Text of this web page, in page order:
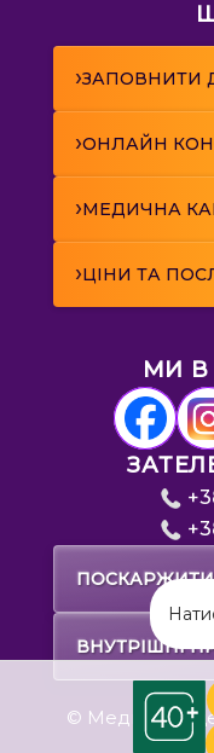
›ЗАПОВНИТИ
›ОНЛАЙН
›МЕДИЧНА
›ЦІНИ ТА
ВНУТРІШНІ
МИ В
© Медичний